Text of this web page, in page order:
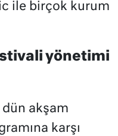
ile birçok kurum
yönetimi
dün akşam
karşı